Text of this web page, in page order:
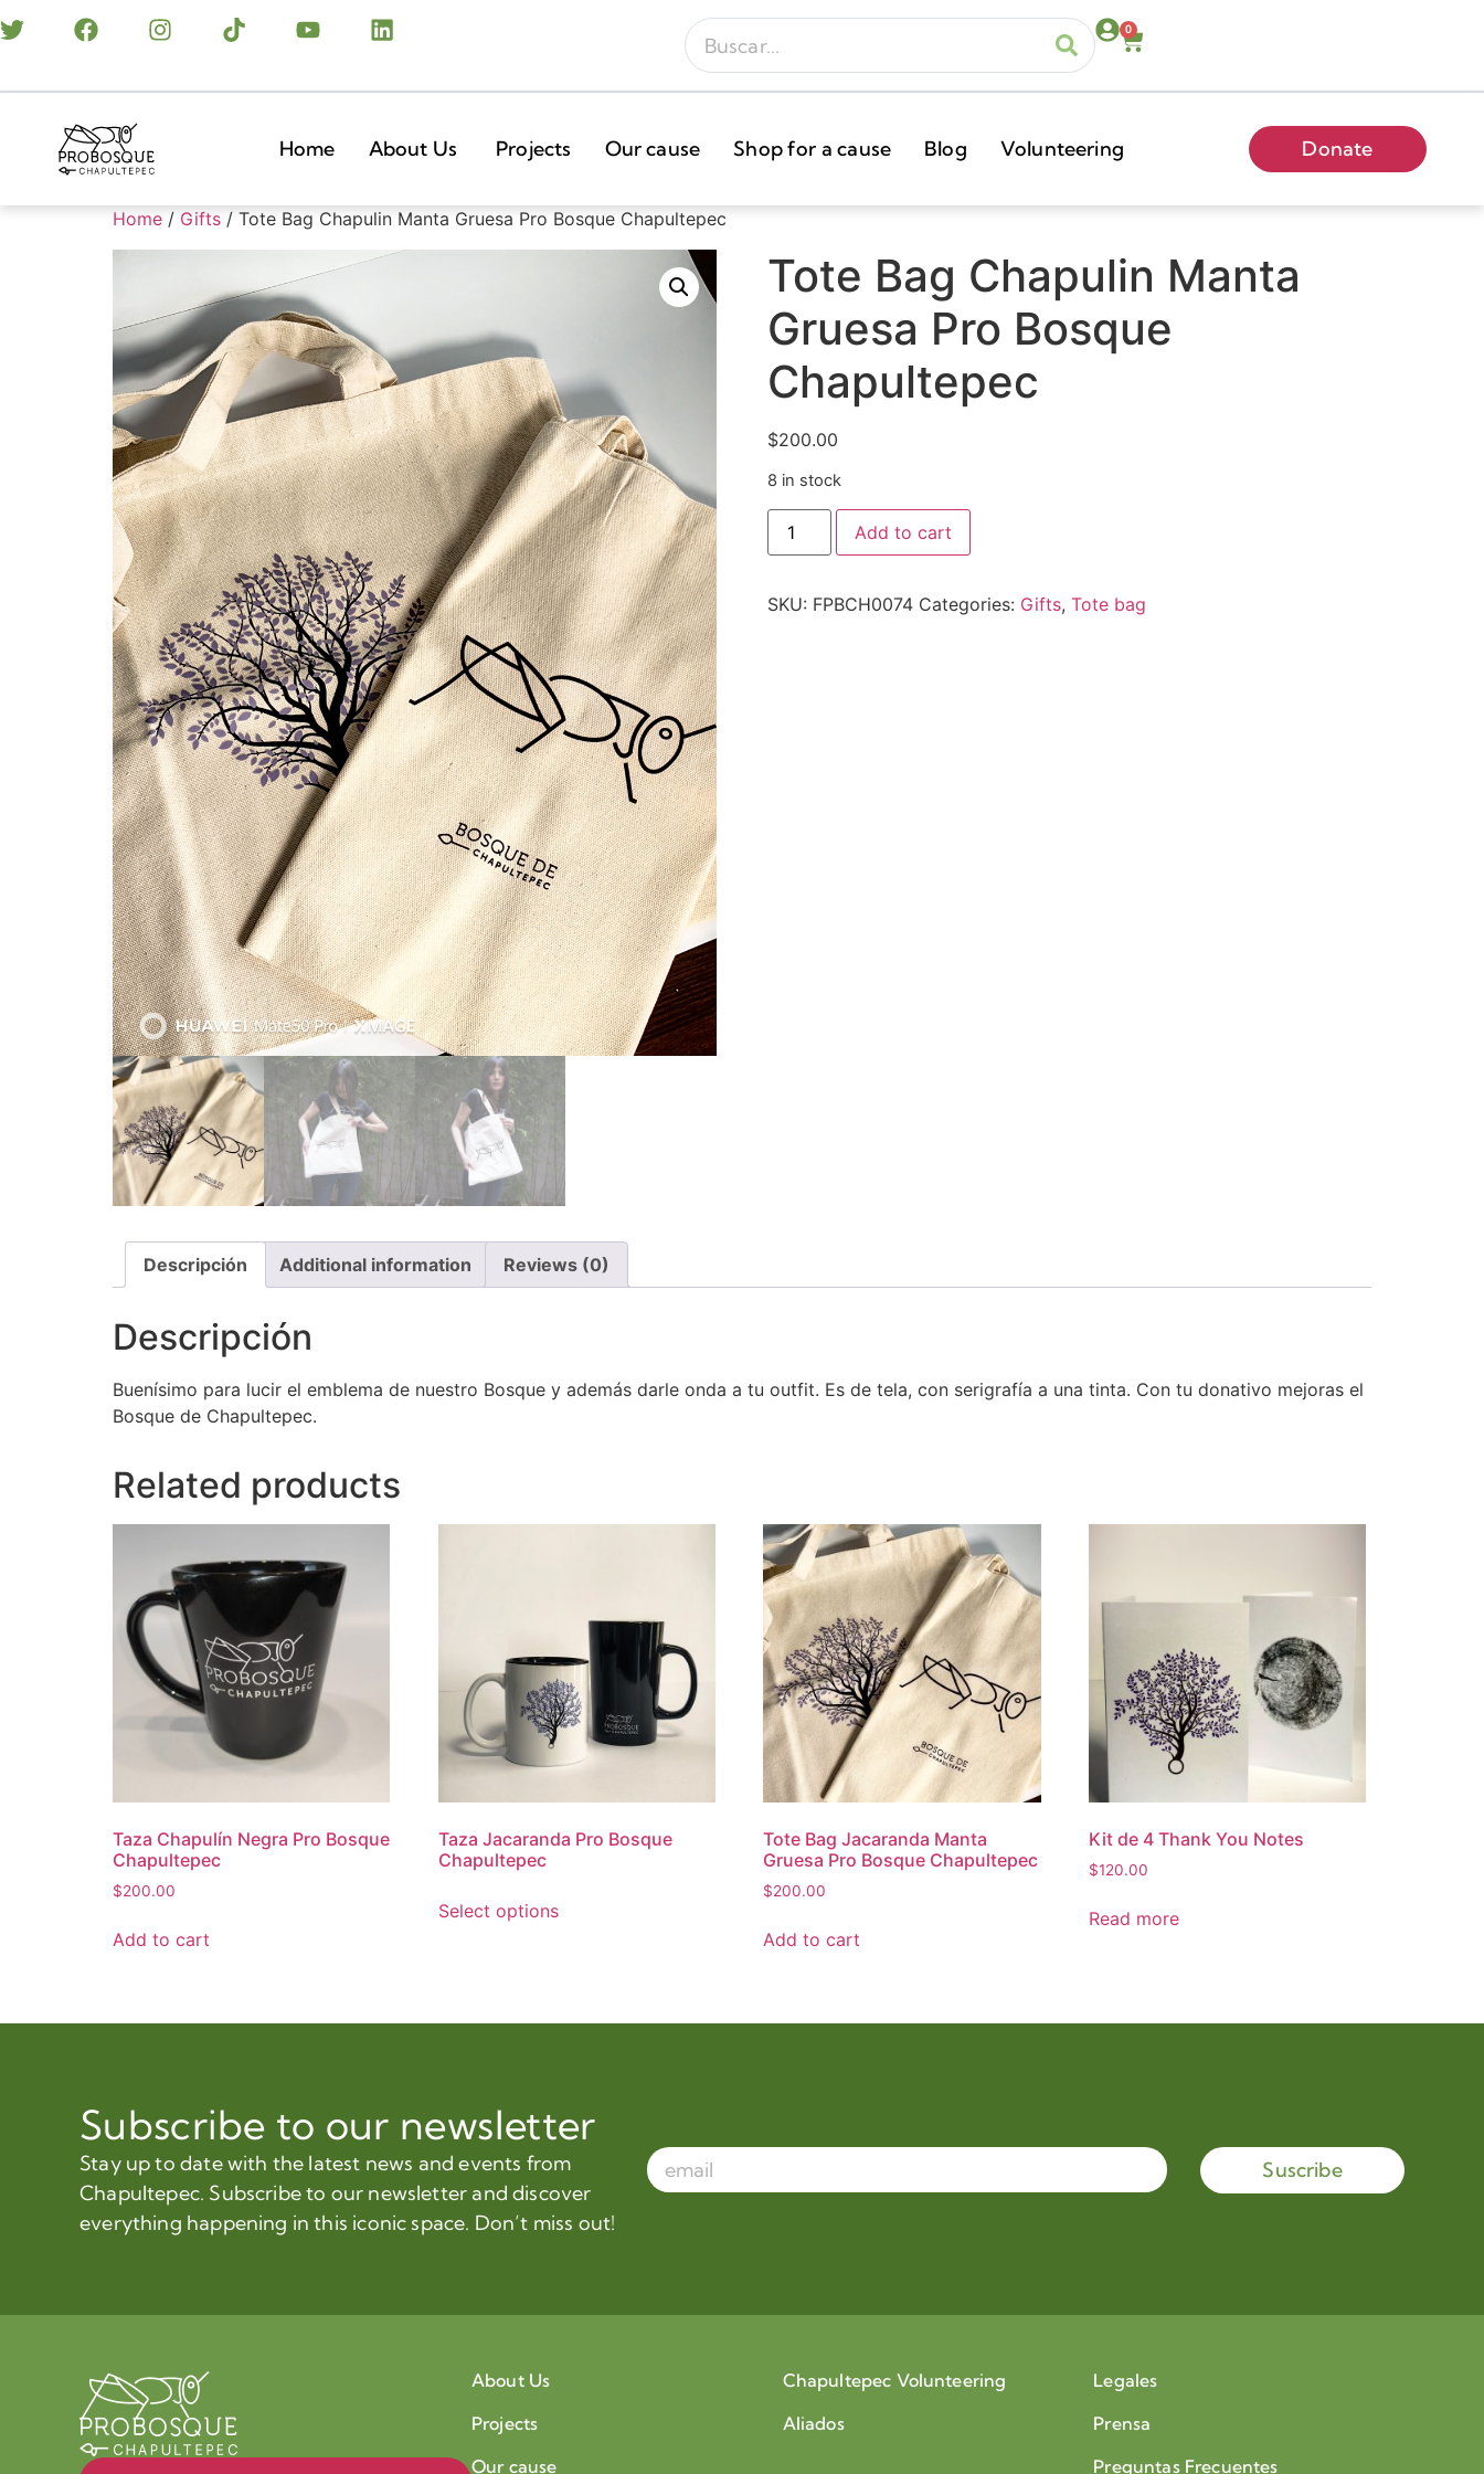
0
Home About Us Projects Our cause Shop for a cause Blog Volunteering Donate
Home / Gifts / Tote Bag Chapulin Manta Gruesa Pro Bosque Chapultepec
Tote Bag Chapulin Manta
Gruesa Pro Bosque
Chapultepec
$200.00
8 in stock
Add to cart
SKU: FPBCH0074 Categories: Gifts, Tote bag
Descripción Additional information Reviews (0)
Descripción
Buenísimo para lucir el emblema de nuestro Bosque y además darle onda a tu outfit. Es de tela, con serigrafía a una tinta. Con tu donativo mejoras el
Bosque de Chapultepec.
Related products
Taza Chapulín Negra Pro Bosque
Chapultepec
$200.00
Add to cart
Taza Jacaranda Pro Bosque
Chapultepec
Select options
Tote Bag Jacaranda Manta
Gruesa Pro Bosque Chapultepec
$200.00
Add to cart
Kit de 4 Thank You Notes
$120.00
Read more
Subscribe to our newsletter
Stay up to date with the latest news and events from
Chapultepec. Subscribe to our newsletter and discover
everything happening in this iconic space. Don’t miss out!
Suscribe
About Us
Projects
Our cause
Chapultepec Volunteering
Aliados
Legales
Prensa
Preguntas Frecuentes